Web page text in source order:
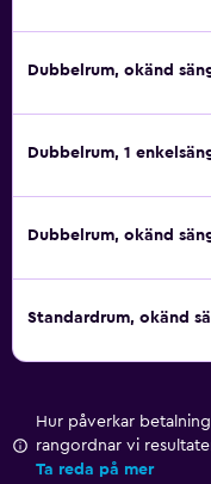
Dubbelrum, okänd
Dubbelrum, 1
Dubbelrum, okänd
Standardrum, okänd
Hur påverkar
rangordnar vi
Ta reda på mer